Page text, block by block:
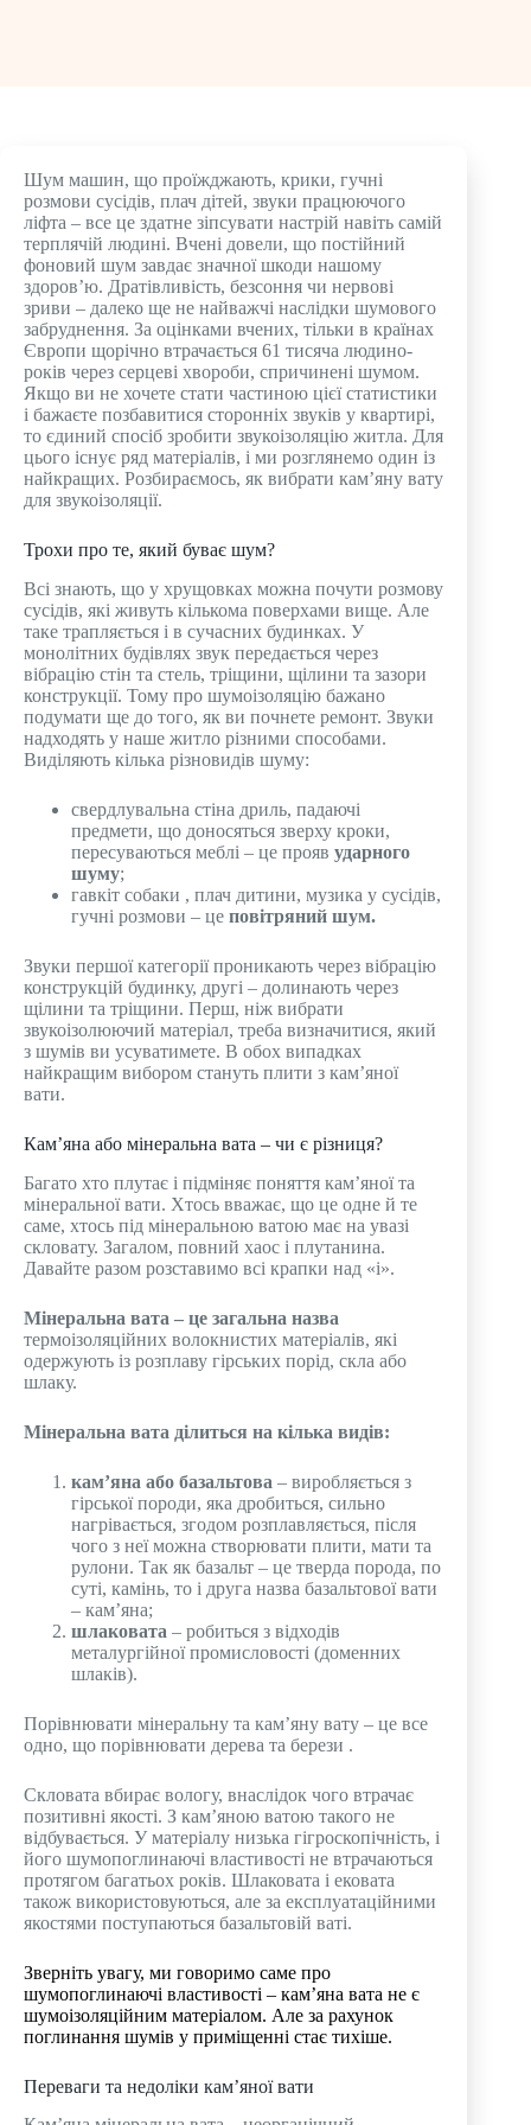
Шум машин, що проїжджають, крики, гучні
розмови сусідів, плач дітей, звуки працюючого
ліфта – все це здатне зіпсувати настрій навіть самій
терплячій людині. Вчені довели, що постійний
фоновий шум завдає значної шкоди нашому
здоров’ю. Дратівливість, безсоння чи нервові
зриви – далеко ще не найважчі наслідки шумового
забруднення. За оцінками вчених, тільки в країнах
Європи щорічно втрачається 61 тисяча людино-
років через серцеві хвороби, спричинені шумом.
Якщо ви не хочете стати частиною цієї статистики
і бажаєте позбавитися сторонніх звуків у квартирі,
то єдиний спосіб зробити звукоізоляцію житла. Для
цього існує ряд матеріалів, і ми розглянемо один із
найкращих. Розбираємось, як вибрати кам’яну вату
для звукоізоляції.
Трохи про те, який буває шум?
Всі знають, що у хрущовках можна почути розмову
сусідів, які живуть кількома поверхами вище. Але
таке трапляється і в сучасних будинках. У
монолітних будівлях звук передається через
вібрацію стін та стель, тріщини, щілини та зазори
конструкції. Тому про шумоізоляцію бажано
подумати ще до того, як ви почнете ремонт. Звуки
надходять у наше житло різними способами.
Виділяють кілька різновидів шуму:
свердлувальна стіна дриль, падаючі
предмети, що доносяться зверху кроки,
пересуваються меблі – це прояв ударного
шуму;
гавкіт собаки , плач дитини, музика у сусідів,
гучні розмови – це повітряний шум.
Звуки першої категорії проникають через вібрацію
конструкцій будинку, другі – долинають через
щілини та тріщини. Перш, ніж вибрати
звукоізолюючий матеріал, треба визначитися, який
з шумів ви усуватимете. В обох випадках
найкращим вибором стануть плити з кам’яної
вати.
Кам’яна або мінеральна вата – чи є різниця?
Багато хто плутає і підміняє поняття кам’яної та
мінеральної вати. Хтось вважає, що це одне й те
саме, хтось під мінеральною ватою має на увазі
скловату. Загалом, повний хаос і плутанина.
Давайте разом розставимо всі крапки над «i».
Мінеральна вата – це загальна назва
термоізоляційних волокнистих матеріалів, які
одержують із розплаву гірських порід, скла або
шлаку.
Мінеральна вата ділиться на кілька видів:
кам’яна або базальтова – виробляється з
гірської породи, яка дробиться, сильно
нагрівається, згодом розплавляється, після
чого з неї можна створювати плити, мати та
рулони. Так як базальт – це тверда порода, по
суті, камінь, то і друга назва базальтової вати
– кам’яна;
шлаковата – робиться з відходів
металургійної промисловості (доменних
шлаків).
Порівнювати мінеральну та кам’яну вату – це все
одно, що порівнювати дерева та берези .
Скловата вбирає вологу, внаслідок чого втрачає
позитивні якості. З кам’яною ватою такого не
відбувається. У матеріалу низька гігроскопічність, і
його шумопоглинаючі властивості не втрачаються
протягом багатьох років. Шлаковата і ековата
також використовуються, але за експлуатаційними
якостями поступаються базальтовій ваті.
Зверніть увагу, ми говоримо саме про
шумопоглинаючі властивості – кам’яна вата не є
шумоізоляційним матеріалом. Але за рахунок
поглинання шумів у приміщенні стає тихіше.
Переваги та недоліки кам’яної вати